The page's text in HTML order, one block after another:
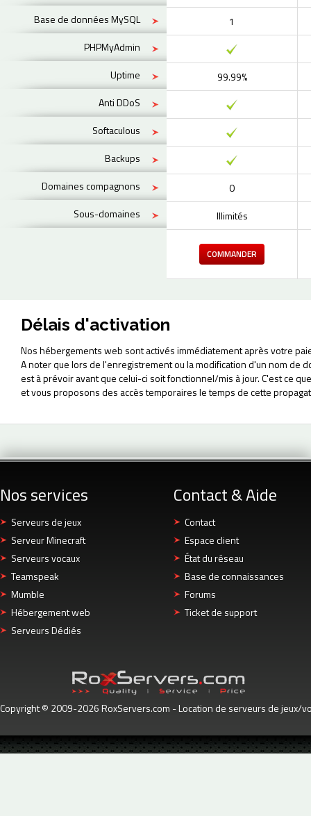
Base de données MySQL
PHPMyAdmin
Uptime
Anti DDoS
Softaculous
Backups
Domaines compagnons
Sous-domaines
1
99.99%
0
Illimités
COMMANDER
Délais d'activation
Nos hébergements web sont activés immédiatement après votre
A noter que lors de l'enregistrement ou la modification d'un nom de
est à prévoir avant que celui-ci soit fonctionnel/mis à jour. C'est ce
et vous proposons des accès temporaires le temps de cette
Nos services
Serveurs de jeux
Serveur Minecraft
Serveurs vocaux
Teamspeak
Mumble
Hébergement web
Serveurs Dédiés
Contact & Aide
Contact
Espace client
État du réseau
Base de connaissances
Forums
Ticket de support
Copyright © 2009-2026 RoxServers.com - Location de serveurs de jeux/